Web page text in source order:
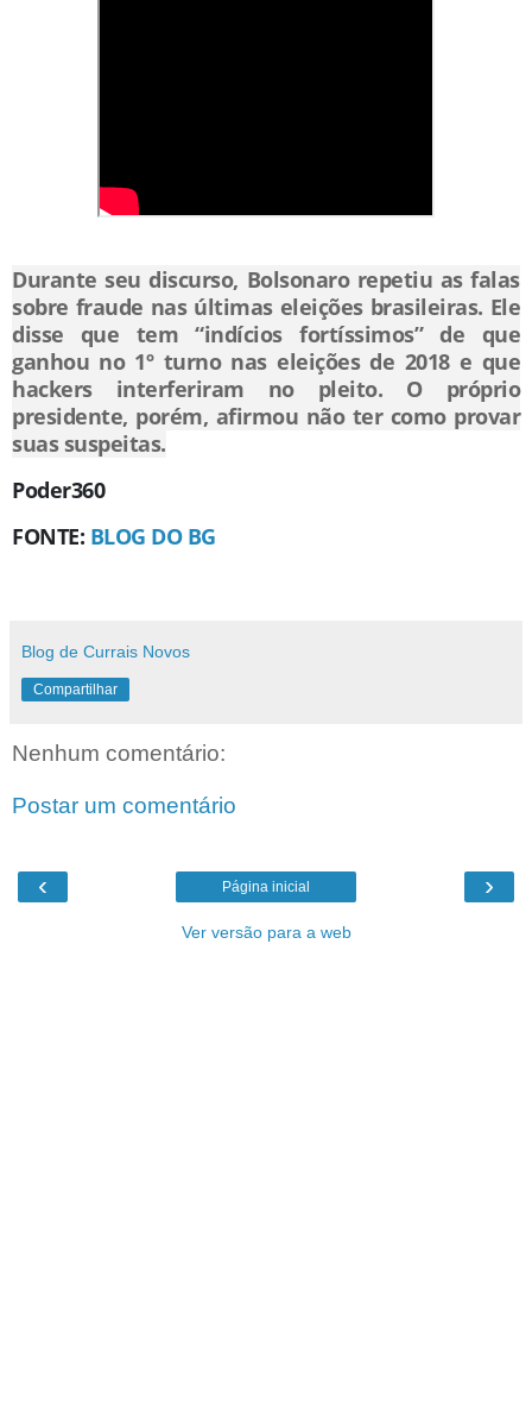
Durante seu discurso, Bolsonaro repetiu as falas
sobre fraude nas últimas eleições brasileiras. Ele
disse que tem “indícios fortíssimos” de que
ganhou no 1º turno nas eleições de 2018 e que
hackers interferiram no pleito. O próprio
presidente, porém, afirmou não ter como provar
suas suspeitas.
Poder360
FONTE: BLOG DO BG
Blog de Currais Novos
Compartilhar
Nenhum comentário:
Postar um comentário
‹ ›
Página inicial
Ver versão para a web